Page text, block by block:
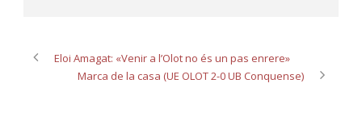
Eloi Amagat: «Venir a l’Olot no és un pas enrere»
Marca de la casa (UE OLOT 2-0 UB Conquense)